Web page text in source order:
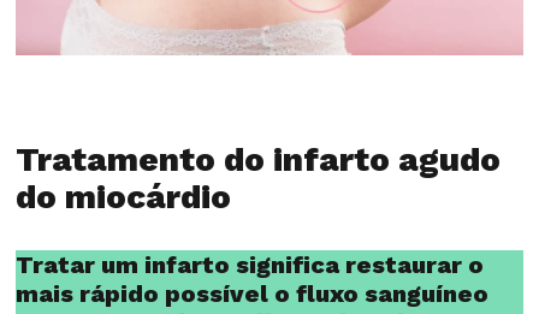
Tratamento do infarto agudo
do miocárdio
Tratar um infarto significa restaurar o
mais rápido possível o fluxo sanguíneo